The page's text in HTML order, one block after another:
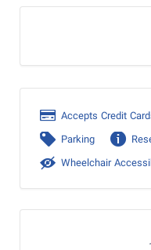
Accepts Credit
Parking
Wheelchair